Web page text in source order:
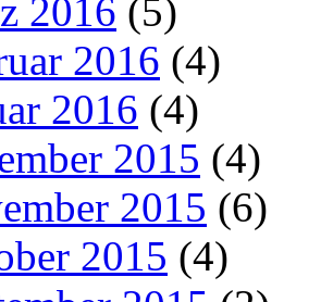
2016 (5)
2016 (4)
2016 (4)
2015 (4)
2015 (6)
2015 (4)